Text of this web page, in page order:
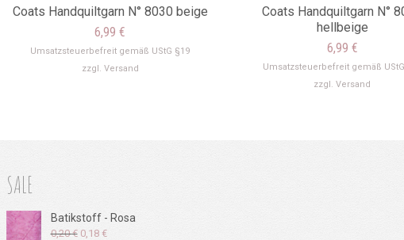
Coats Handquiltgarn N° 8030 beige
6,99€
Umsatzsteuerbefreit gemäß UStG §19
zzgl. Versand
Coats Handquiltgarn N°
hellbeige
6,99 €
Umsatzsteuerbefreit gemäß
zzgl.Versand
SALE
Batikstoff - Rosa
0,20€ Ursprünglicher
0,18 €Aktueller